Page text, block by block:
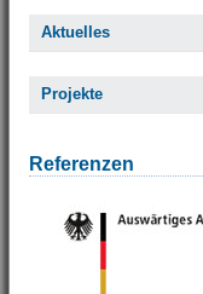
Aktuelles
Projekte
Referenzen